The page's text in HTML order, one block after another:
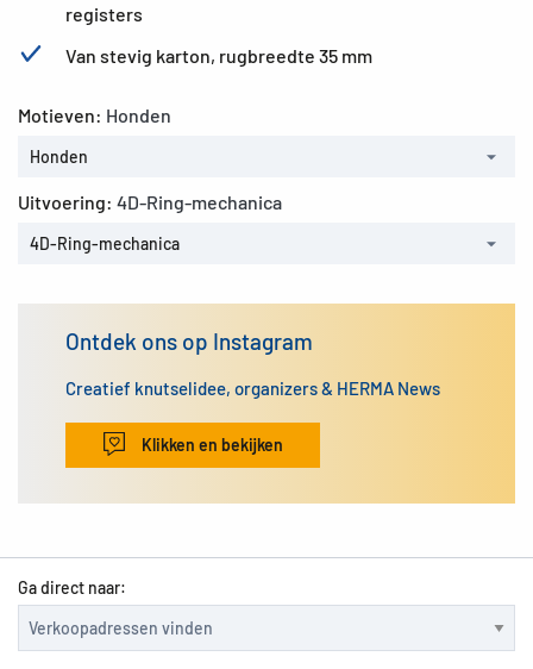
registers
Van stevig karton, rugbreedte 35 mm
Motieven: Honden
Honden
Uitvoering: 4D-Ring-mechanica
4D-Ring-mechanica
Ontdek ons op Instagram
Creatief knutselidee, organizers & HERMA News
Klikken en bekijken
Ga direct naar: